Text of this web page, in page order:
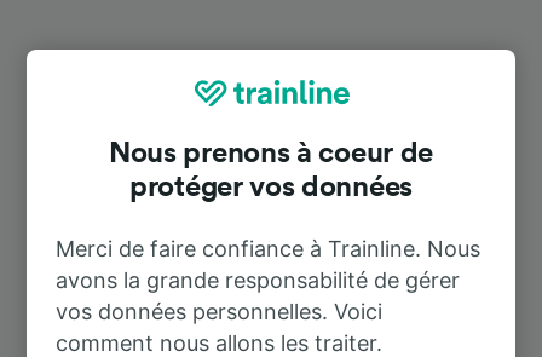
Leschede
À Lingen (Ems) 8 m
À Münster (Westf) Hbf
Nous prenons à coeur de
protéger vos données
Merci de faire confiance à Trainline. Nous
avons la grande responsabilité de gérer
vos données personnelles. Voici
comment nous allons les traiter.